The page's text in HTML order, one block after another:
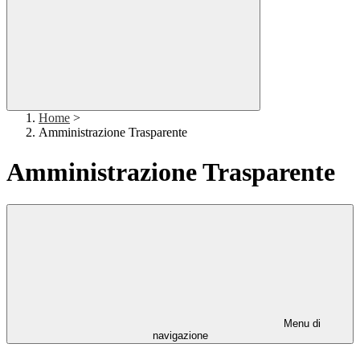
Home >
Amministrazione Trasparente
Amministrazione Trasparente
Menu di
navigazione